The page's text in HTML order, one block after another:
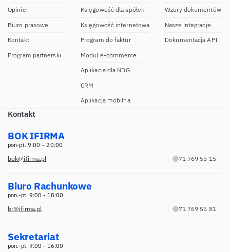
Opinie
Biuro prasowe
Kontakt
Program partnerski
Księgowość dla spółek
Księgowość internetowa
Program do faktur
Moduł e-commerce
Aplikacja dla NDG
CRM
Aplikacja mobilna
Wzory dokumentów
Nasze integracje
Dokumentacja API
Kontakt
BOK IFIRMA
pon-pt. 9:00 – 20:00
bok@ifirma.pl 71 769 55 15
Biuro Rachunkowe
pon.-pt. 9:00 - 18:00
br@ifirma.pl 71 769 55 81
Sekretariat
pon.-pt. 9:00 - 16:00